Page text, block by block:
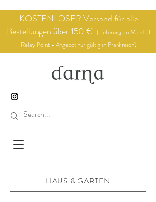
KOSTENLOSER Versand für alle
Bestellungen über 150 € (Lieferung an Mondial
Relay Point - Angebot nur gültig in Frankreich)
HAUS & GARTEN